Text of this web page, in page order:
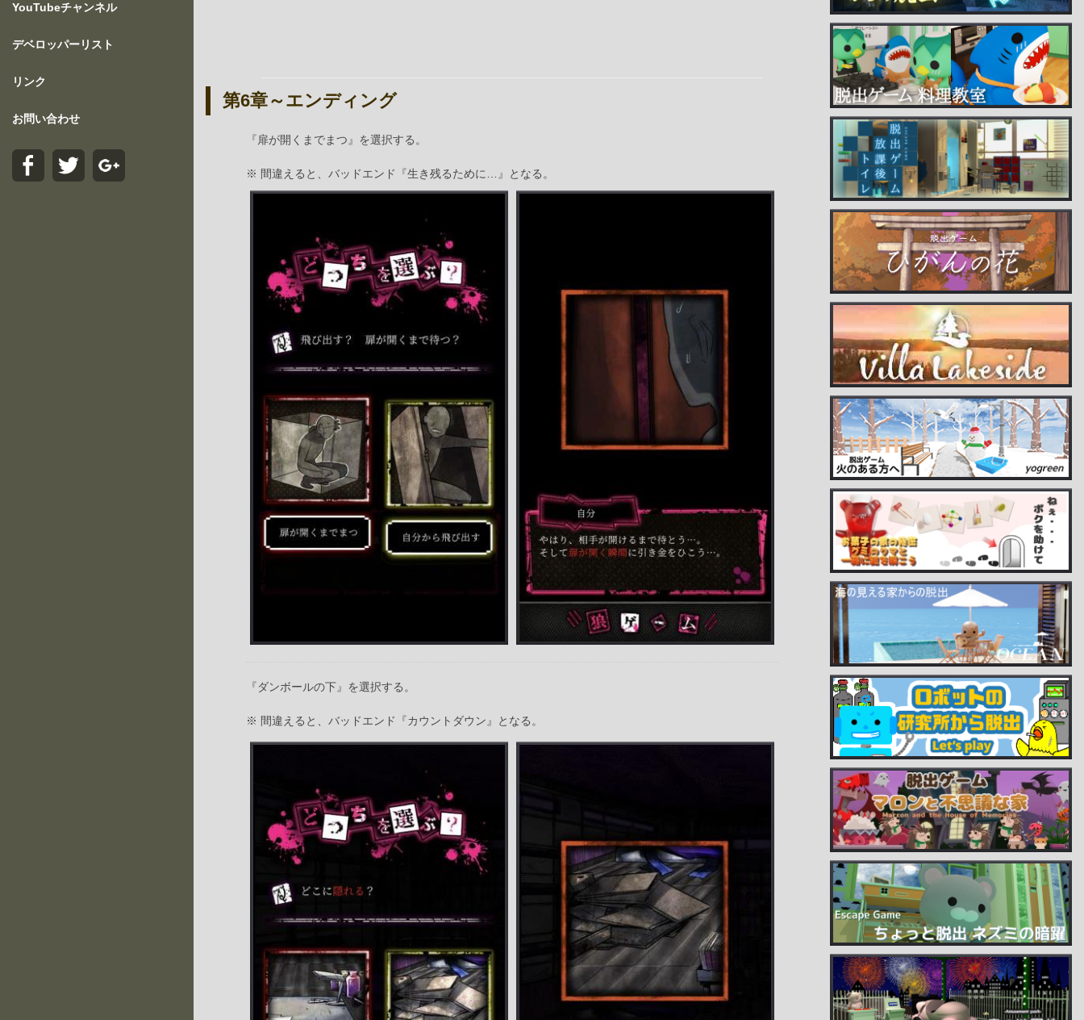
YouTubeチャンネル
デベロッパーリスト
リンク
お問い合わせ
第6章～エンディング
『扉が開くまでまつ』を選択する。
※ 間違えると、バッドエンド『生き残るために…』となる。
『ダンボールの下』を選択する。
※ 間違えると、バッドエンド『カウントダウン』となる。